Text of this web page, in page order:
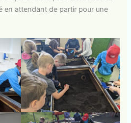
en attendant de partir pour une